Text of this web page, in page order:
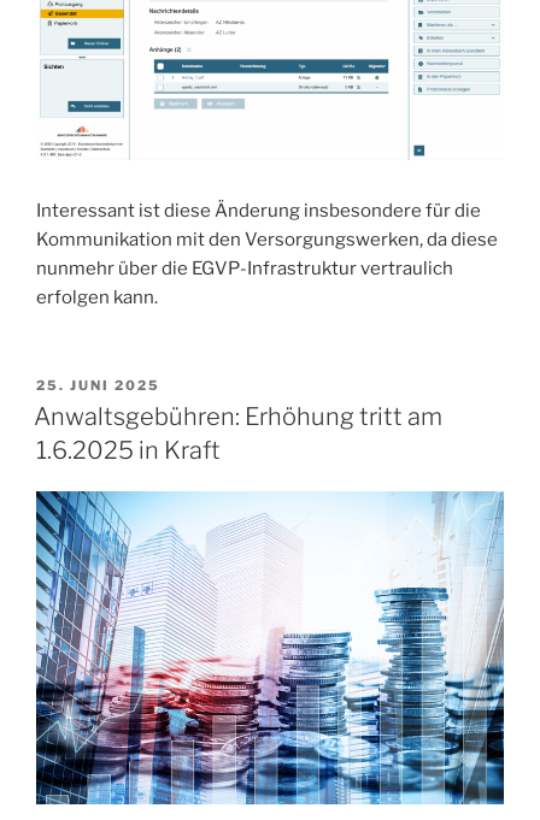
Interessant ist diese Änderung insbesondere für die
Kommunikation mit den Versorgungswerken, da diese
nunmehr über die EGVP-Infrastruktur vertraulich
erfolgen kann.
25. JUNI 2025
Anwaltsgebühren: Erhöhung tritt am
1.6.2025 in Kraft